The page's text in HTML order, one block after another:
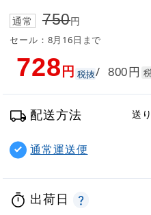
通常 750円
セール：8月16日まで
728円 税抜/ 800円
配送方法 送
通常運送便
出荷日